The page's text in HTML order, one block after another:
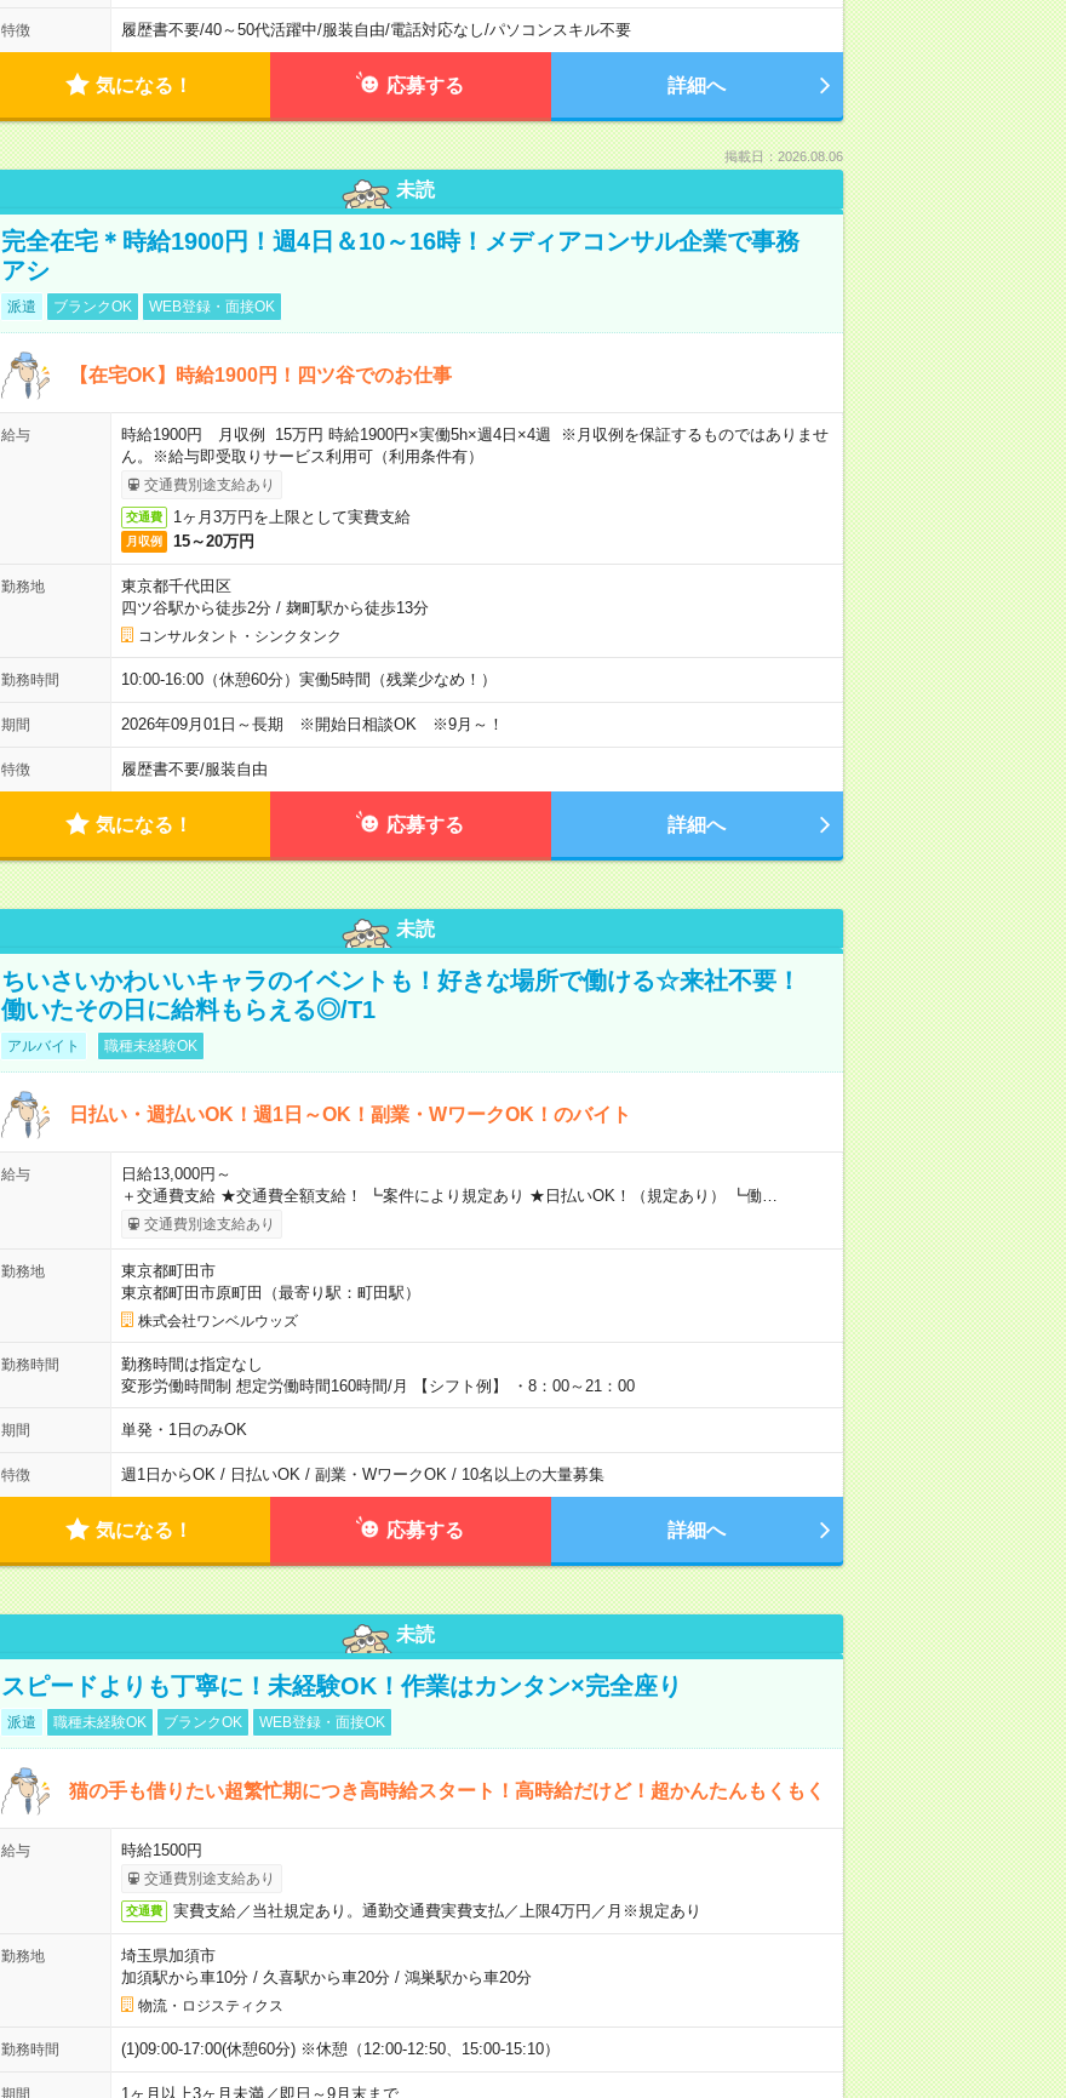
特徴 履歴書不要/40～50代活躍中/服装自由/電話対応なし/パソコンスキル不要
気になる！ 応募する 詳細へ
掲載日：2026.08.06
未読
完全在宅＊時給1900円！週4日＆10～16時！メディアコンサル企業で事務
アシ
派遣 ブランクOK WEB登録・面接OK
【在宅OK】時給1900円！四ツ谷でのお仕事
給与
時給1900円 月収例 15万円 時給1900円×実働5h×週4日×4週 ※月収例を保証するものではありませ
ん。※給与即受取りサービス利用可（利用条件有）
交通費別途支給あり
交通費 1ヶ月3万円を上限として実費支給
月収例 15～20万円
勤務地
東京都千代田区
四ツ谷駅から徒歩2分/ 麹町駅から徒歩13分
コンサルタント・シンクタンク
勤務時間 10:00-16:00（休憩60分）実働5時間（残業少なめ！）
期間 2026年09月01日～長期 ※開始日相談OK ※9月～！
特徴 履歴書不要/服装自由
気になる！ 応募する 詳細へ
未読
ちいさいかわいいキャラのイベントも！好きな場所で働ける☆来社不要！
働いたその日に給料もらえる◎/T1
アルバイト 職種未経験OK
日払い・週払いOK！週1日～OK！副業・WワークOK！のバイト
給与
日給13,000円～
＋交通費支給 ★交通費全額支給！ ┗案件により規定あり ★日払いOK！（規定あり） ┗働…
交通費別途支給あり
勤務地
東京都町田市
東京都町田市原町田（最寄り駅：町田駅）
株式会社ワンベルウッズ
勤務時間
勤務時間は指定なし
変形労働時間制 想定労働時間160時間/月 【シフト例】 ・8：00～21：00
期間 単発・1日のみOK
特徴 週1日からOK / 日払いOK / 副業・WワークOK / 10名以上の大量募集
気になる！ 応募する 詳細へ
未読
スピードよりも丁寧に！未経験OK！作業はカンタン×完全座り
派遣 職種未経験OK ブランクOK WEB登録・面接OK
猫の手も借りたい超繁忙期につき高時給スタート！高時給だけど！超かんたんもくもく
給与 時給1500円
交通費別途支給あり
交通費 実費支給／当社規定あり。通勤交通費実費支払／上限4万円／月※規定あり
勤務地
埼玉県加須市
加須駅から車10分/ 久喜駅から車20分/ 鴻巣駅から車20分
物流・ロジスティクス
勤務時間 (1)09:00-17:00(休憩60分) ※休憩（12:00-12:50、15:00-15:10）
期間 1ヶ月以上3ヶ月未満／即日～9月末まで